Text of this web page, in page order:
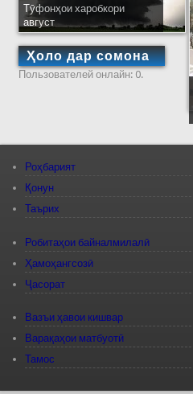
Тӯфонҳои харобкори
август
Ҳоло дар сомона
Пользователей онлайн: 0.
Роҳбарият
Қонун
Таърих
Робитаҳои байналмилалӣ
Ҳамоҳангсозӣ
Ҷасорат
Вазъи ҳавои кишвар
Варақаҳои матбуотӣ
Тамос